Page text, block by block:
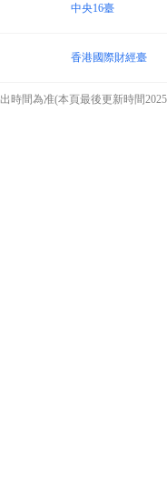
中央16臺
香港國際財經臺
時間為准(本頁最後更新時間